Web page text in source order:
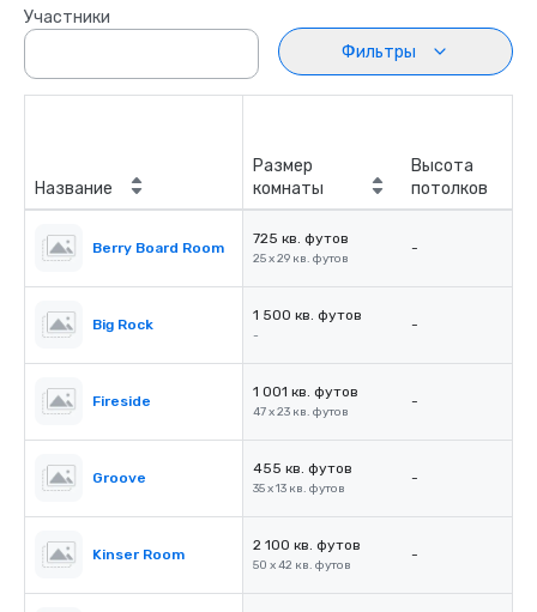
Участники
Фильтры
Название
Размер
комнаты
Высота
потолков
Berry Board Room
725 кв. футов
25 x 29 кв. футов
-
Big Rock
1 500 кв. футов
-
-
Fireside
1 001 кв. футов
47 x 23 кв. футов
-
Groove
455 кв. футов
35 x 13 кв. футов
-
Kinser Room
2 100 кв. футов
50 x 42 кв. футов
-